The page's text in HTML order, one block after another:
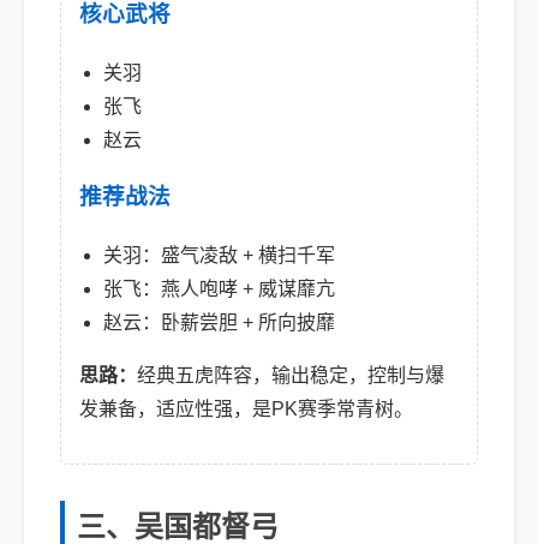
核心武将
关羽
张飞
赵云
推荐战法
关羽：盛气凌敌 + 横扫千军
张飞：燕人咆哮 + 威谋靡亢
赵云：卧薪尝胆 + 所向披靡
思路： 经典五虎阵容，输出稳定，控制与爆
发兼备，适应性强，是PK赛季常青树。
三、吴国都督弓